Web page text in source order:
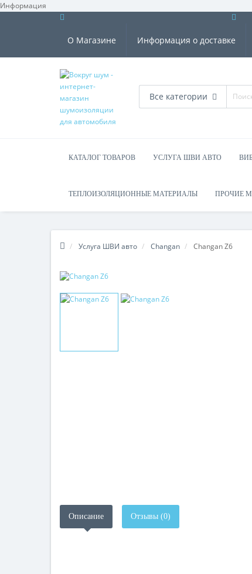
Информация
О Магазине Информация о доставке
Все категории
КАТАЛОГ ТОВАРОВ УСЛУГА ШВИ АВТО
ТЕПЛОИЗОЛЯЦИОННЫЕ МАТЕРИАЛЫ ПРОЧИЕ
Услуга ШВИ авто Changan Changan Z6
Описание Отзывы (0)